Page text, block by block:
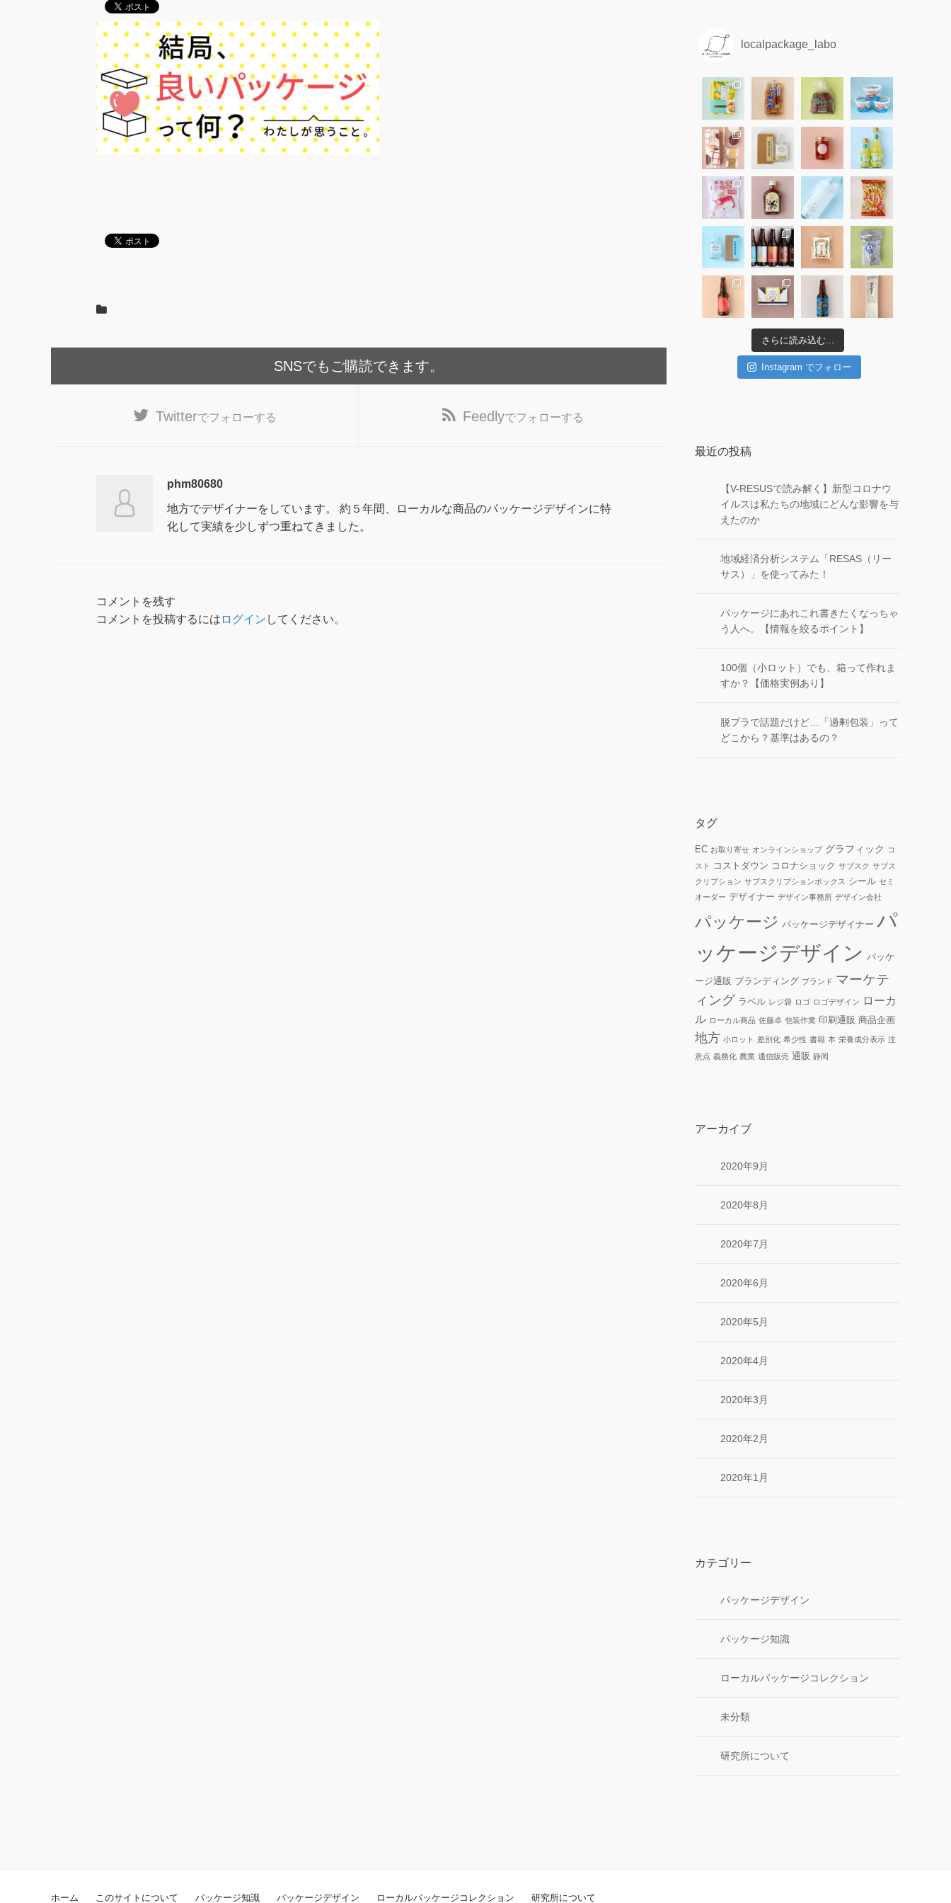
SNSでもご購読できます。
Twitterでフォローする Feedlyでフォローする
phm80680
地方でデザイナーをしています。 約５年間、ローカルな商品のパッケージデザインに特
化して実績を少しずつ重ねてきました。
コメントを残す
コメントを投稿するには ログイン してください。
localpackage_labo
さらに読み込む...
Instagram でフォロー
最近の投稿
【V-RESUSで読み解く】新型コロナウ
イルスは私たちの地域にどんな影響を与
えたのか
地域経済分析システム「RESAS（リー
サス）」を使ってみた！
パッケージにあれこれ書きたくなっちゃ
う人へ。【情報を絞るポイント】
100個（小ロット）でも、箱って作れま
すか？【価格実例あり】
脱プラで話題だけど…「過剰包装」って
どこから？基準はあるの？
タグ
EC お取り寄せ オンラインショップ グラフィック
コ
スト
コストダウン コロナショック サブスク サブス
クリプション サブスクリプションボックス シール セミ
オーダー デザイナー デザイン事務所 デザイン会社
パッケージ パッケージデザイナー パ
ッケージデザイン パッケ
ージ通販 ブランディング ブランド マーケテ
ィング ラベル レジ袋 ロゴ ロゴデザイン
ローカ
ル ローカル商品 佐藤卓 包装作業 印刷通販 商品企画
地方 小ロット 差別化 希少性 書籍 本 栄養成分表示 注
意点 義務化 農業 通信販売 通販 静岡
アーカイブ
2020年9月
2020年8月
2020年7月
2020年6月
2020年5月
2020年4月
2020年3月
2020年2月
2020年1月
カテゴリー
パッケージデザイン
パッケージ知識
ローカルパッケージコレクション
未分類
研究所について
ホーム このサイトについて パッケージ知識 パッケージデザイン ローカルパッケージコレクション 研究所について